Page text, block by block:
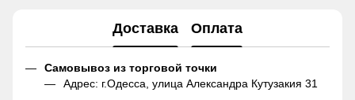
Доставка Оплата
Самовывоз из торговой точки
Адрес: г.Одесса, улица Александра Кутузакия 31